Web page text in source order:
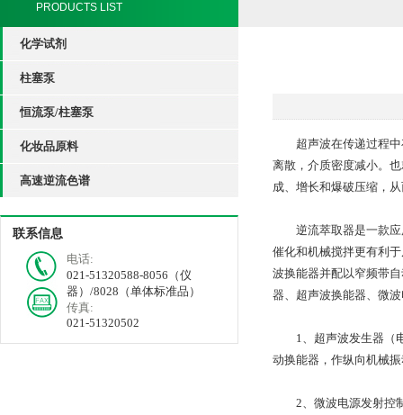
PRODUCTS LIST
化学试剂
柱塞泵
恒流泵/柱塞泵
化妆品原料
高速逆流色谱
联系信息
电话:
021-51320588-8056（仪
器）/8028（单体标准品）
传真:
021-51320502
超声波在传递过程中
离散，介质密度减小。
成、增长和爆破压缩，
逆流萃取器是一款应
催化和机械搅拌更有利
波换能器并配以窄频带
器、超声波换能器、微
1、超声波发生器（电
动换能器，作纵向机械
2、微波电源发射控制